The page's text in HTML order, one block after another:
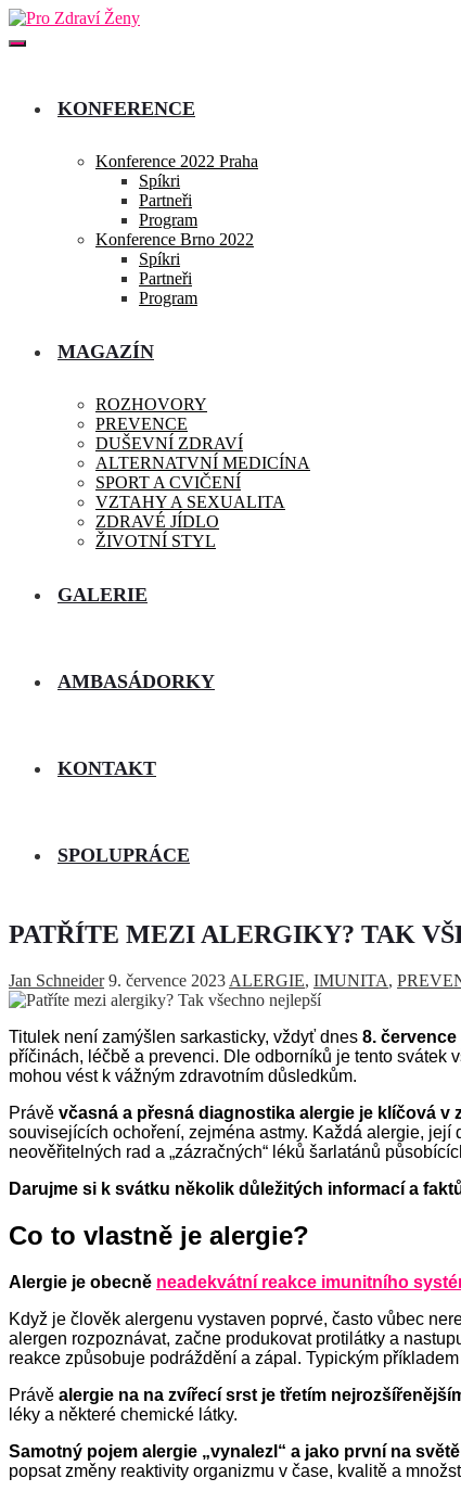
KONFERENCE
Konference 2022 Praha
Spíkri
Partneři
Program
Konference Brno 2022
Spíkri
Partneři
Program
MAGAZÍN
ROZHOVORY
PREVENCE
DUŠEVNÍ ZDRAVÍ
ALTERNATVNÍ MEDICÍNA
SPORT A CVIČENÍ
VZTAHY A SEXUALITA
ZDRAVÉ JÍDLO
ŽIVOTNÍ STYL
GALERIE
AMBASÁDORKY
KONTAKT
SPOLUPRÁCE
PATŘÍTE MEZI ALERGIKY? TAK
Jan Schneider 9. července 2023 ALERGIE, IMUNITA,
Titulek není zamýšlen sarkasticky, vždyť dnes 8.
příčinách, léčbě a prevenci. Dle odborníků je tento
mohou vést k vážným zdravotním důsledkům.
Právě včasná a přesná diagnostika alergie je klíčová
souvisejících ochoření, zejména astmy. Každá alergie,
neověřitelných rad a „zázračných“ léků šarlatánů
Darujme si k svátku několik důležitých informací a
Co to vlastně je alergie?
Alergie je obecně neadekvátní reakce imunitního
Když je člověk alergenu vystaven poprvé, často vůbec
alergen rozpoznávat, začne produkovat protilátky a
reakce způsobuje podráždění a zápal. Typickým
Právě alergie na na zvířecí srst je třetím
léky a některé chemické látky.
Samotný pojem alergie „vynalezl“ a jako první na
popsat změny reaktivity organizmu v čase, kvalitě a